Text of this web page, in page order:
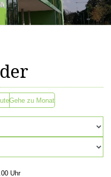
Gehe zu Monat
Uhr